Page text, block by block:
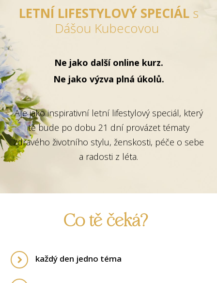
LETNÍ LIFESTYLOVÝ SPECIÁL s
Dášou Kubecovou
Ne jako další online kurz.
Ne jako výzva plná úkolů.
Ale jako inspirativní letní lifestylový speciál, který
tě bude po dobu 21 dní provázet tématy
zdravého životního stylu, ženskosti, péče o sebe
a radosti z léta.
Co tě čeká?
každý den jedno téma